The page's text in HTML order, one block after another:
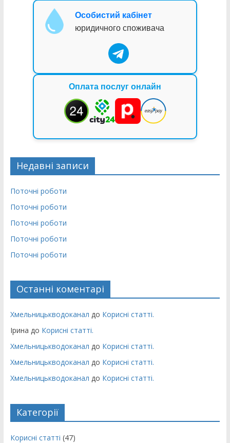
Особистий кабінет
юридичного споживача
Оплата послуг онлайн
Недавні записи
Поточні роботи
Поточні роботи
Поточні роботи
Поточні роботи
Поточні роботи
Останні коментарі
Хмельницькводоканал до Корисні статті.
Ірина до Корисні статті.
Хмельницькводоканал до Корисні статті.
Хмельницькводоканал до Корисні статті.
Хмельницькводоканал до Корисні статті.
Категорії
Корисні статті (47)